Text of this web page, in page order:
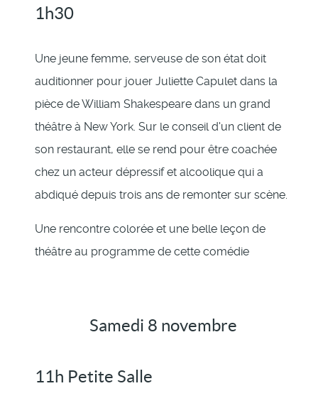
1h30
Une jeune femme, serveuse de son état doit
auditionner pour jouer Juliette Capulet dans la
pièce de William Shakespeare dans un grand
théâtre à New York. Sur le conseil d'un client de
son restaurant, elle se rend pour être coachée
chez un acteur dépressif et alcoolique qui a
abdiqué depuis trois ans de remonter sur scène.
Une rencontre colorée et une belle leçon de
théâtre au programme de cette comédie
Samedi 8 novembre
11h Petite Salle